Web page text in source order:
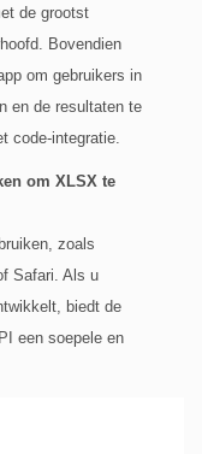
de grootst
Bovendien
om gebruikers in
en de resultaten te
code-integratie.
om XLSX te
zoals
Safari. Als u
biedt de
een soepele en